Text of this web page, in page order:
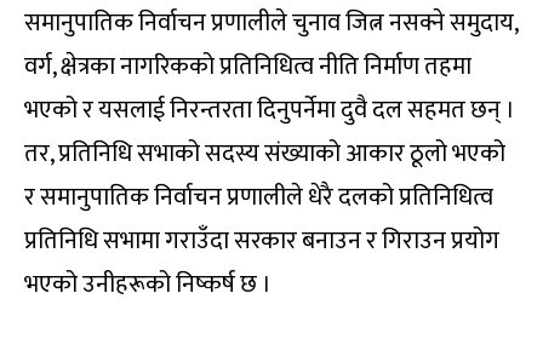
समानुपातिक निर्वाचन प्रणालीले चुनाव जित्न नसक्ने समुदाय,
वर्ग, क्षेत्रका नागरिकको प्रतिनिधित्व नीति निर्माण तहमा
भएको र यसलाई निरन्तरता दिनुपर्नेमा दुवै दल सहमत छन् ।
तर, प्रतिनिधि सभाको सदस्य संख्याको आकार ठूलो भएको
र समानुपातिक निर्वाचन प्रणालीले धेरै दलको प्रतिनिधित्व
प्रतिनिधि सभामा गराउँदा सरकार बनाउन र गिराउन प्रयोग
भएको उनीहरूको निष्कर्ष छ ।